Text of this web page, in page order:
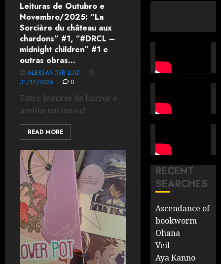
Leituras de Outubro e
Novembro/2025: “La
Sorcière du château aux
chardons” #1, “#DRCL –
midnight children” #1 e
outras obras…
ALEXSANDER LUIZ
31/12/2025
0
Entre leituras de horror e
muitos nacionais!
READ MORE
RECENT
SEARCHES
Ascendance of
bookworm
Ohana
Veil
Aya Kanno